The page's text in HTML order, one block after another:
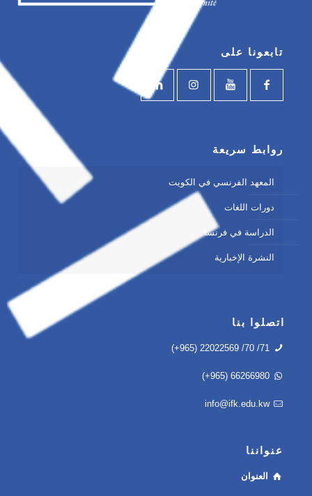
تابعونا على
روابط سريعة
المعهد الفرنسي في الكويت
دورات اللغات
الدراسة في فرنسا
النشرة الإخبارية
اتصلوا بنا
(+965) 22022569 /70 /71
(+965) 66266980
info@ifk.edu.kw
عنواننا
العنوان